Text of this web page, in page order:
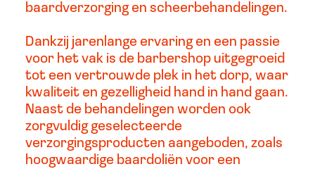
baardverzorging en scheerbehandelingen.
Dankzij jarenlange ervaring en een passie
voor het vak is de barbershop uitgegroeid
tot een vertrouwde plek in het dorp, waar
kwaliteit en gezelligheid hand in hand gaan.
Naast de behandelingen worden ook
zorgvuldig geselecteerde
verzorgingsproducten aangeboden, zoals
hoogwaardige baardoliën voor een